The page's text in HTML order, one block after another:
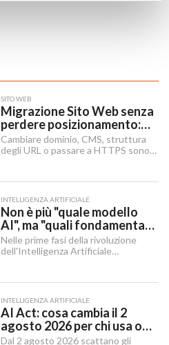
SITO WEB
Migrazione Sito Web senza
perdere posizionamento:
Redirect 301, URL e
Checklist SEO
Cambiare dominio, CMS, struttura
degli URL o passare a HTTPS sono i
ricerca.
INTELLIGENZA ARTIFICIALE
Non è più "quale modello
AI", ma "quali fondamenta":
dati, infrastruttura,
governance
Nelle prime fasi della rivoluzione
dell'Intelligenza Artificiale
"Quale modello dobbiamo usare?".
INTELLIGENZA ARTIFICIALE
AI Act: cosa cambia il 2
agosto 2026 per chi usa o
integra l'AI
Dal 2 agosto 2026 scattano gli